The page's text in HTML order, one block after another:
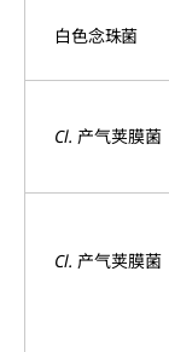
白色念珠菌
Cl. 产气荚膜菌
Cl. 产气荚膜菌